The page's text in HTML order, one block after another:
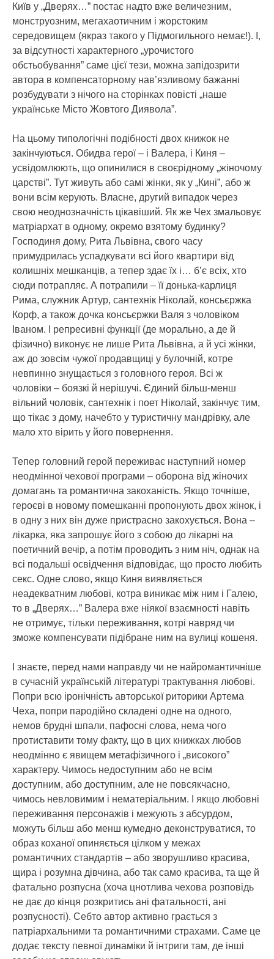
Київ у „Дверях…” постає надто вже величезним,
монструозним, мегахаотичним і жорстоким
середовищем (якраз такого у Підмогильного немає!). І,
за відсутності характерного „урочистого
обстьобування” саме цієї тези, можна запідозрити
автора в компенсаторному нав’язливому бажанні
розбудувати з нічого на сторінках повісті „наше
українське Місто Жовтого Диявола”.
На цьому типологічні подібності двох книжок не
закінчуються. Обидва герої – і Валера, і Киня –
усвідомлюють, що опинилися в своєрідному „жіночому
царстві”. Тут живуть або самі жінки, як у „Кині”, або ж
вони всім керують. Власне, другий випадок через
свою неоднозначність цікавіший. Як же Чех змальовує
матріархат в одному, окремо взятому будинку?
Господиня дому, Рита Львівна, свого часу
примудрилась успадкувати всі його квартири від
колишніх мешканців, а тепер здає їх і… б’є всіх, хто
сюди потрапляє. А потрапили – її донька-карлиця
Рима, служник Артур, сантехнік Ніколай, консьєржка
Корф, а також дочка консьєржки Валя з чоловіком
Іваном. І репресивні функції (де морально, а де й
фізично) виконує не лише Рита Львівна, а й усі жінки,
аж до зовсім чужої продавщиці у булочній, котре
невпинно знущається з головного героя. Всі ж
чоловіки – боязкі й нерішучі. Єдиний більш-менш
вільний чоловік, сантехнік і поет Ніколай, закінчує тим,
що тікає з дому, начебто у туристичну мандрівку, але
мало хто вірить у його повернення.
Тепер головний герой переживає наступний номер
неодмінної чехової програми – оборона від жіночих
домагань та романтична закоханість. Якщо точніше,
героєві в новому помешканні пропонують двох жінок, і
в одну з них він дуже пристрасно закохується. Вона –
лікарка, яка запрошує його з собою до лікарні на
поетичний вечір, а потім проводить з ним ніч, однак на
всі подальші освідчення відповідає, що просто любить
секс. Одне слово, якщо Киня виявляється
неадекватним любові, котра виникає між ним і Галею,
то в „Дверях…” Валера вже ніякої взаємності навіть
не отримує, тільки переживання, котрі навряд чи
зможе компенсувати підібране ним на вулиці кошеня.
І знаєте, перед нами направду чи не найромантичніше
в сучасній українській літературі трактування любові.
Попри всю іронічність авторської риторики Артема
Чеха, попри пародійно складені одне на одного,
немов брудні шпали, пафосні слова, нема чого
протиставити тому факту, що в цих книжках любов
неодмінно є явищем метафізичного і „високого”
характеру. Чимось недоступним або не всім
доступним, або доступним, але не повсякчасно,
чимось невловимим і нематеріальним. І якщо любовні
переживання персонажів і межують з абсурдом,
можуть більш або менш кумедно деконструватися, то
образ коханої опиняється цілком у межах
романтичних стандартів – або зворушливо красива,
щира і розумна дівчина, або так само красива, та ще й
фатально розпусна (хоча цнотлива чехова розповідь
не дає до кінця розкритись ані фатальності, ані
розпусності). Себто автор активно грається з
патріархальними та романтичними страхами. Саме це
додає тексту певної динаміки й інтриги там, де інші